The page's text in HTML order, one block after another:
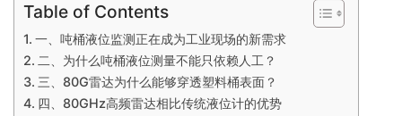
Table of Contents
一、吨桶液位监测正在成为工业现场的新需求
二、为什么吨桶液位测量不能只依赖人工？
三、80G雷达为什么能够穿透塑料桶表面？
四、80GHz高频雷达相比传统液位计的优势